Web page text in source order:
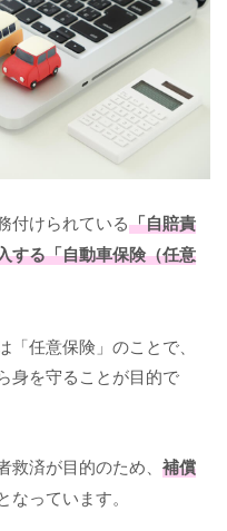
付けられている「自賠責
する「自動車保険（任意
任意保険」のことで、
身を守ることが目的で
済が目的のため、 補償
なっています。